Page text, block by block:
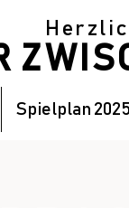
Spielplan